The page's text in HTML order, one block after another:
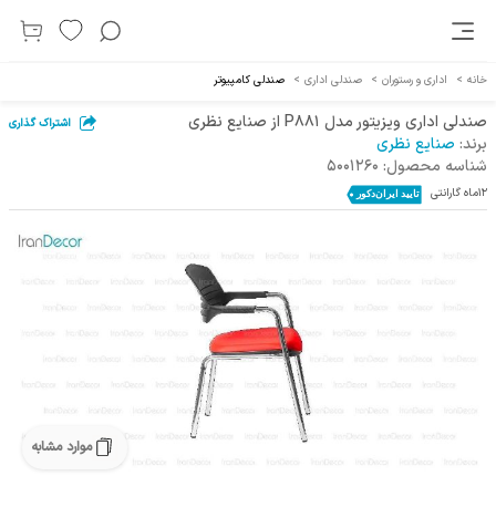
خانه > اداری و رستوران > صندلی اداری > صندلی کامپیوتر
صندلی اداری ویزیتور مدل P881 از صنایع نظری اشتراک گذاری
برند: صنایع نظری
شناسه محصول: 5001260
12ماه گارانتی
موارد مشابه